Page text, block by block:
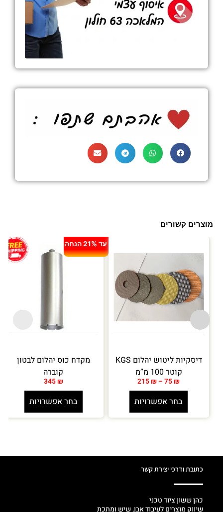
מוצרים קשורים
עד 21% הנחה
מקדח כוס יהלום לבטון
קוברה
345 ₪
בחר אפשרויות
דיסקיות ליטוש יהלום KGS
קוטר 100 מ”מ
75 ₪
–
215 ₪
בחר אפשרויות
כתובת ודרכי יצירת קשר
כהן ששון ציוד טכני
שיווק מוצרים לעיבוד אבן, שיש ומתכת